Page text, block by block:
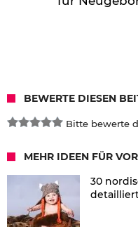
BEWERTE DIESEN
Bitte bewerte
MEHR IDEEN FÜR
30